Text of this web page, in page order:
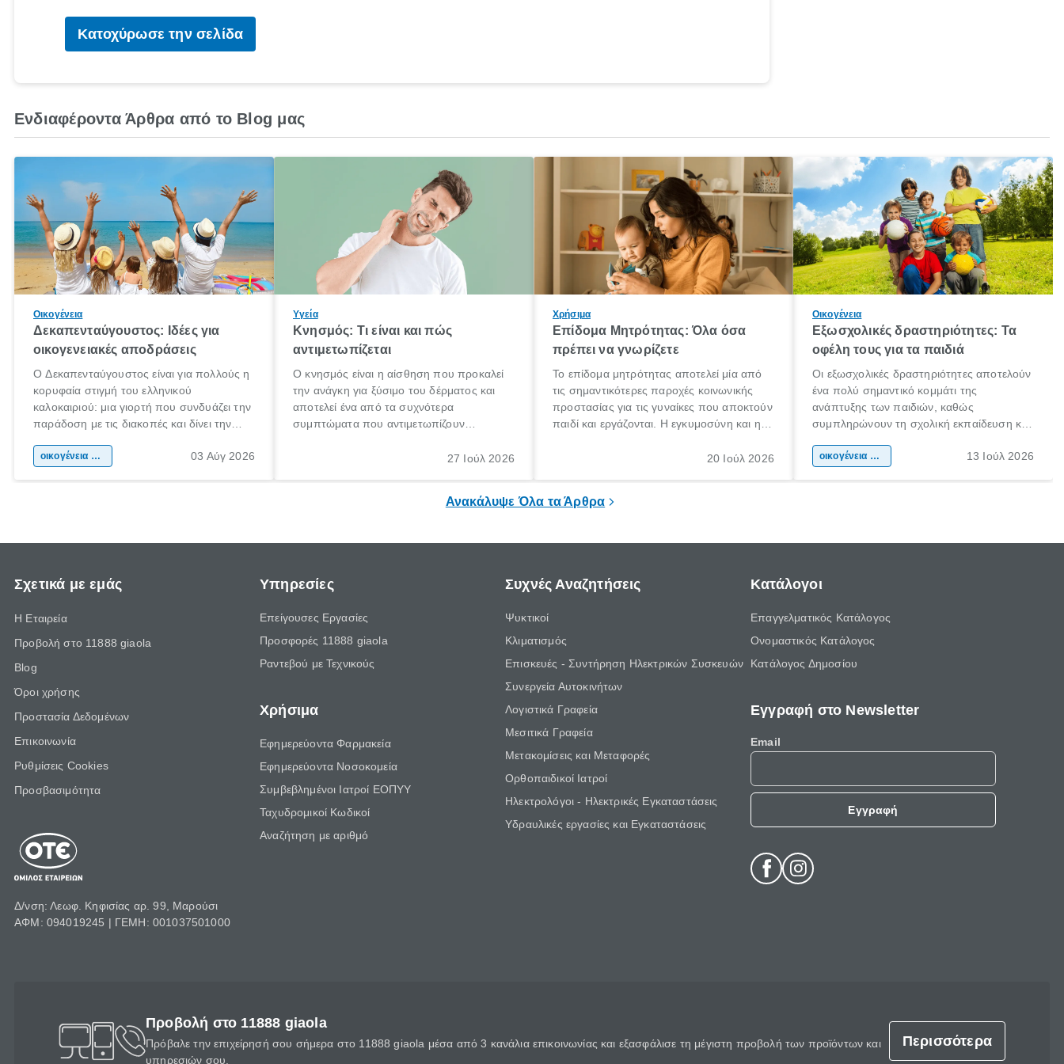
Κατοχύρωσε την σελίδα
Ενδιαφέροντα Άρθρα από το Blog μας
Οικογένεια
Δεκαπενταύγουστος: Ιδέες για
οικογενειακές αποδράσεις
Ο Δεκαπενταύγουστος είναι για πολλούς η
κορυφαία στιγμή του ελληνικού
καλοκαιριού: μια γιορτή που συνδυάζει την
παράδοση με τις διακοπές και δίνει την
χώρας. Είτε πρόκειται για λίγες μέρες
οικογένεια & παιδί 03 Αύγ 2026
Υγεία
Κνησμός: Τι είναι και πώς
αντιμετωπίζεται
Ο κνησμός είναι η αίσθηση που προκαλεί
την ανάγκη για ξύσιμο του δέρματος και
αποτελεί ένα από τα συχνότερα
συμπτώματα που αντιμετωπίζουν
πληροφορίες για το «κνησμός τι είναι»,
27 Ιούλ 2026
Χρήσιμα
Επίδομα Μητρότητας: Όλα όσα
πρέπει να γνωρίζετε
Το επίδομα μητρότητας αποτελεί μία από
τις σημαντικότερες παροχές κοινωνικής
προστασίας για τις γυναίκες που αποκτούν
παιδί και εργάζονται. Η εγκυμοσύνη και η
σημαντική περίοδος στη ζωή κάθε20 Ιούλ 2026
Οικογένεια
Εξωσχολικές δραστηριότητες: Τα
οφέλη τους για τα παιδιά
Οι εξωσχολικές δραστηριότητες αποτελούν
ένα πολύ σημαντικό κομμάτι της
ανάπτυξης των παιδιών, καθώς
συμπληρώνουν τη σχολική εκπαίδευση και
της προσωπικότητας, της κοινωνικότητας
οικογένεια & παιδί 13 Ιούλ 2026
Ανακάλυψε Όλα τα Άρθρα
Σχετικά με εμάς
Η Εταιρεία
Προβολή στο 11888 giaola
Blog
Όροι χρήσης
Προστασία Δεδομένων
Επικοινωνία
Ρυθμίσεις Cookies
Προσβασιμότητα
Δ/νση: Λεωφ. Κηφισίας αρ. 99, Μαρούσι
ΑΦΜ: 094019245 | ΓΕΜΗ: 001037501000
Υπηρεσίες
Επείγουσες Εργασίες
Προσφορές 11888 giaola
Ραντεβού με Τεχνικούς
Χρήσιμα
Εφημερεύοντα Φαρμακεία
Εφημερεύοντα Νοσοκομεία
Συμβεβλημένοι Ιατροί ΕΟΠΥΥ
Ταχυδρομικοί Κωδικοί
Αναζήτηση με αριθμό
Συχνές Αναζητήσεις
Ψυκτικοί
Κλιματισμός
Επισκευές - Συντήρηση Ηλεκτρικών Συσκευών
Συνεργεία Αυτοκινήτων
Λογιστικά Γραφεία
Μεσιτικά Γραφεία
Μετακομίσεις και Μεταφορές
Ορθοπαιδικοί Ιατροί
Ηλεκτρολόγοι - Ηλεκτρικές Εγκαταστάσεις
Υδραυλικές εργασίες και Εγκαταστάσεις
Κατάλογοι
Επαγγελματικός Κατάλογος
Ονομαστικός Κατάλογος
Κατάλογος Δημοσίου
Εγγραφή στο Newsletter
Email
Εγγραφή
Προβολή στο 11888 giaola
Πρόβαλε την επιχείρησή σου σήμερα στο 11888 giaola μέσα από 3 κανάλια επικοινωνίας και εξασφάλισε τη μέγιστη προβολή των προϊόντων και
υπηρεσιών σου.
Περισσότερα